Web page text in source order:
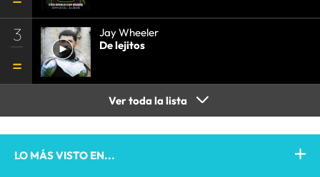
3
Jay Wheeler
De lejitos
Ver toda la lista
LO MÁS VISTO EN...